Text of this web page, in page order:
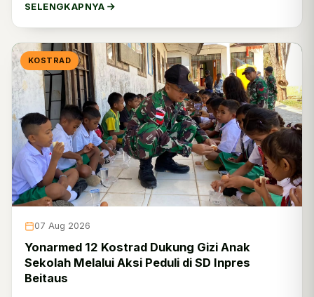
Pussenif 3
Pussenkav 0
Pussenarmed 0
Pussenarhanud 1
Pusterad 0
Puspomad 0
Puspenerbad 0
Puskesad
Pusziad
Pushubad
SELENGKAPNYA
KOSTRAD
07 Aug 2026
Yonarmed 12 Kostrad Dukung Gizi Anak
Sekolah Melalui Aksi Peduli di SD Inpres
Beitaus